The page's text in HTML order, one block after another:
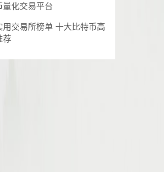
量化交易平台
用交易所榜单 十大比特币高
荐